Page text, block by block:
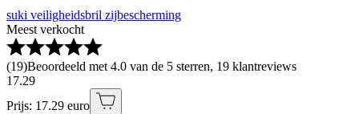
suki veiligheidsbril zijbescherming
Meest verkocht
(19)Beoordeeld met 4.0 van de 5 sterren, 19 klantreviews
17.29
Prijs: 17.29 euro